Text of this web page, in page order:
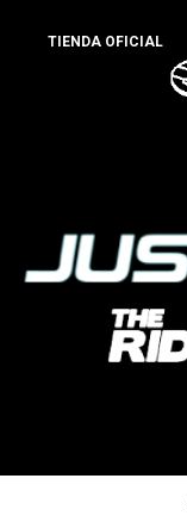
TIENDA OFICIAL